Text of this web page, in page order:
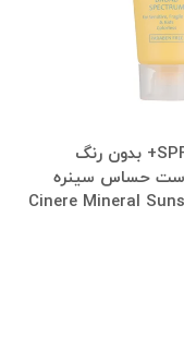
کرم ضد آفتاب SPF30+ بدون رنگ
حساس سینره
Cinere Mineral